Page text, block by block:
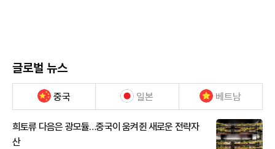
글로벌 뉴스
중국 일본 베트남
희토류 다음은 광모듈…중국이 움켜쥔 새로운 전략자
산